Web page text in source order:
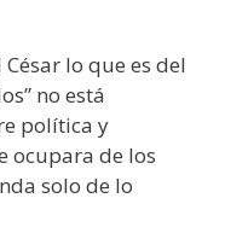
lo que es del
no está
política y
ocupara de los
solo de lo